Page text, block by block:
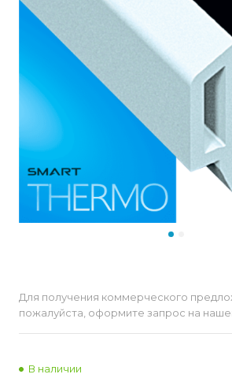
Для получения коммерческого
пожалуйста, оформите запрос на
В наличии